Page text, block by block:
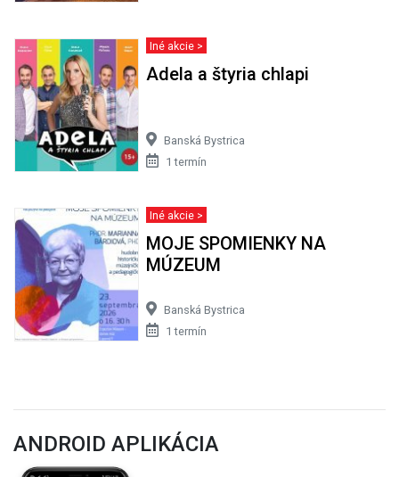
Iné akcie >
Adela a štyria chlapi
Banská Bystrica
1 termín
Iné akcie >
MOJE SPOMIENKY NA
MÚZEUM
Banská Bystrica
1 termín
ANDROID APLIKÁCIA